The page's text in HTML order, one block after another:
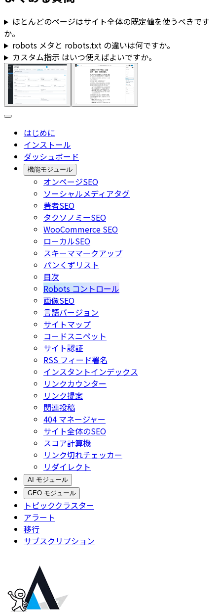
ほとんどのページはサイト全体の既定値を使うべきです
か。
robots メタと robots.txtの違いは何ですか。
カスタム指示 はいつ使えばよいですか。
はじめに
インストール
ダッシュボード
機能モジュール
オンページSEO
ソーシャルメディアタグ
著者SEO
タクソノミーSEO
WooCommerce SEO
ローカルSEO
スキーママークアップ
パンくずリスト
目次
Robots コントロール
画像SEO
言語バージョン
サイトマップ
コードスニペット
サイト認証
RSS フィード署名
インスタントインデックス
リンクカウンター
リンク提案
関連投稿
404 マネージャー
サイト全体のSEO
スコア計算機
リンク切れチェッカー
リダイレクト
AI モジュール
GEO モジュール
トピッククラスター
アラート
移行
サブスクリプション